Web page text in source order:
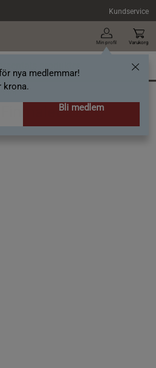
Kundservice
Min profil
nya medlemmar!
krona.
Bli medlem
Varukorg
227 g